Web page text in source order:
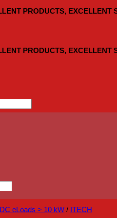
PRODUCTS, EXCELLENT
PRODUCTS, EXCELLENT
DC eLoads > 10 kW / ITECH